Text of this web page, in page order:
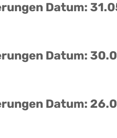
Datum:
Datum:
Datum: